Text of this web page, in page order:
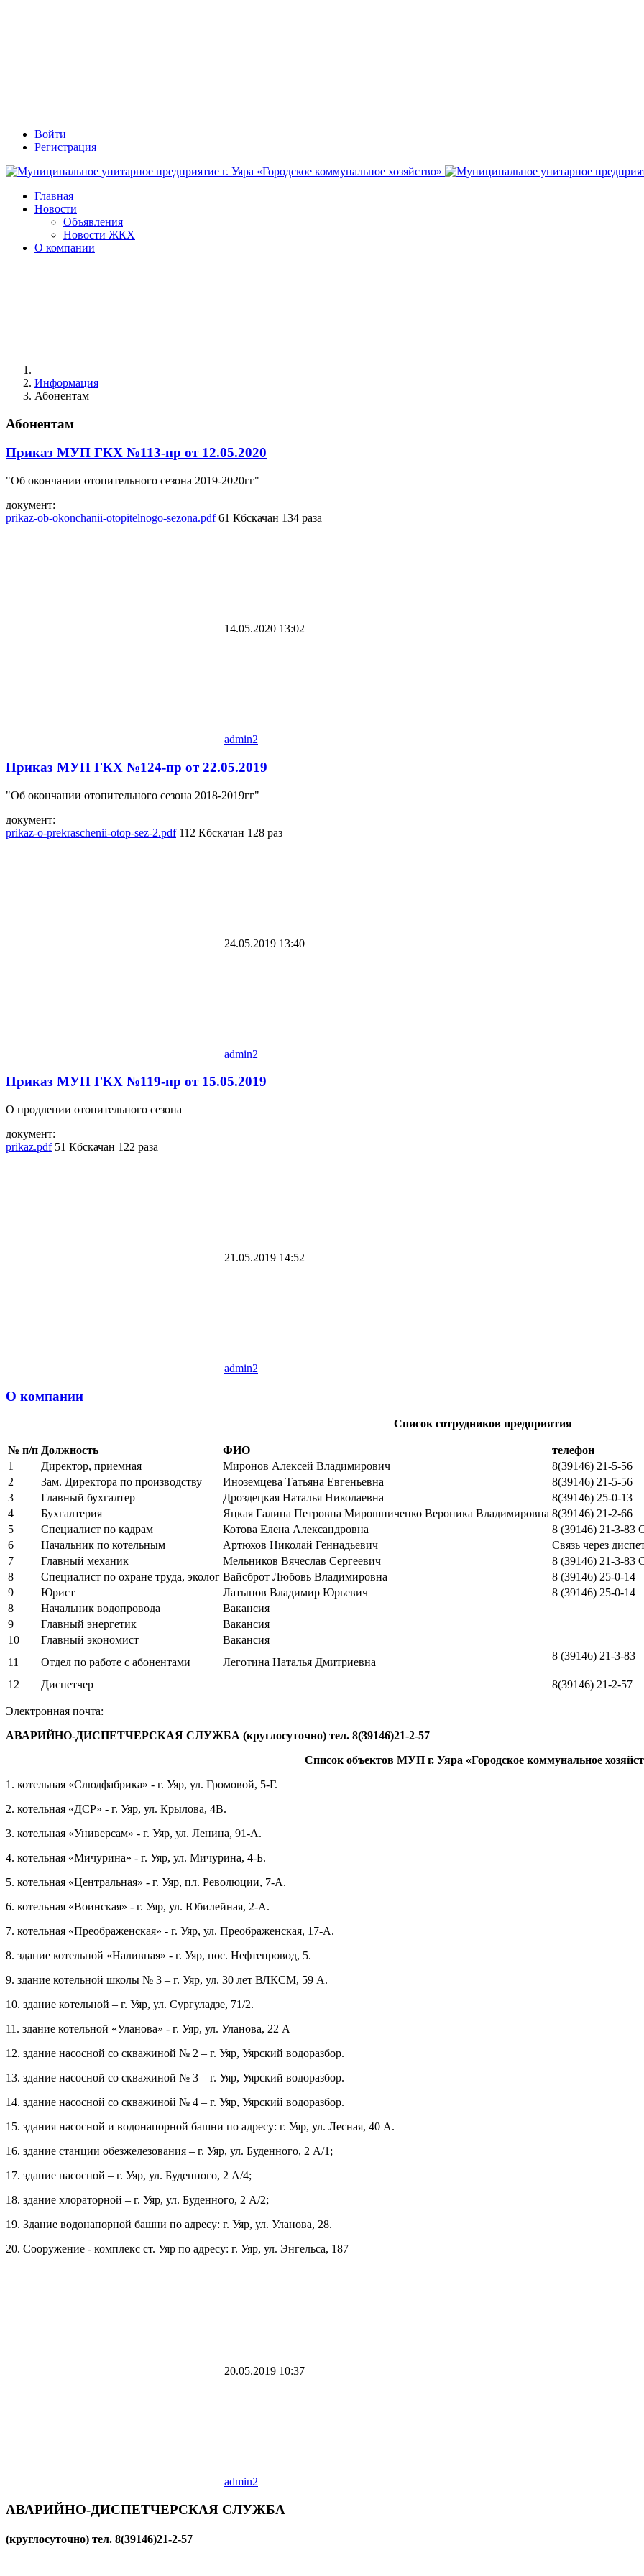
Войти
Регистрация
Главная
Новости
Объявления
Новости ЖКХ
О компании
Информация
Абонентам
Абонентам
Приказ МУП ГКХ №113-пр от 12.05.2020
"Об окончании отопительного сезона 2019-2020гг"
документ:
prikaz-ob-okonchanii-otopitelnogo-sezona.pdf 61 Кбскачан 134 раза
14.05.2020 13:02
admin2
Приказ МУП ГКХ №124-пр от 22.05.2019
"Об окончании отопительного сезона 2018-2019гг"
документ:
prikaz-o-prekraschenii-otop-sez-2.pdf 112 Кбскачан 128 раз
24.05.2019 13:40
admin2
Приказ МУП ГКХ №119-пр от 15.05.2019
О продлении отопительного сезона
документ:
prikaz.pdf 51 Кбскачан 122 раза
21.05.2019 14:52
admin2
О компании
Список сотрудников предприятия
№ п/п Должность ФИО
телефон
1
Директор, приемная Миронов Алексей Владимирович
8(39146) 21-5-56
2
Зам. Директора по производству Иноземцева Татьяна Евгеньевна
8(39146) 21-5-56
3
Главный бухгалтер Дроздецкая Наталья Николаевна
8(39146) 25-0-13
4
Бухгалтерия Яцкая Галина Петровна Мирошниченко Вероника Владимировна 8(39146) 21-2-66
5
Специалист по кадрам Котова Елена Александровна
8 (39146) 21-3-83
6
Начальник по котельным Артюхов Николай Геннадьевич
Связь через
7
Главный механик Мельников Вячеслав Сергеевич
8 (39146) 21-3-83
8
Специалист по охране труда, эколог Вайсброт Любовь Владимировна
8 (39146) 25-0-14
9
Юрист Латыпов Владимир Юрьевич
8 (39146) 25-0-14
8
Начальник водопровода
Вакансия
9
Главный энергетик
Вакансия
10
Главный экономист
Вакансия
11
Отдел по работе с абонентами Леготина Наталья Дмитриевна
8 (39146) 21-3-83
12 Диспетчер 8(39146) 21-2-57
Электронная почта:
АВАРИЙНО-ДИСПЕТЧЕРСКАЯ СЛУЖБА (круглосуточно) тел. 8(39146)21-2-57
Список объектов МУП г. Уяра «Городское коммунальное
1. котельная «Слюдфабрика» - г. Уяр, ул. Громовой, 5-Г.
2. котельная «ДСР» - г. Уяр, ул. Крылова, 4В.
3. котельная «Универсам» - г. Уяр, ул. Ленина, 91-А.
4. котельная «Мичурина» - г. Уяр, ул. Мичурина, 4-Б.
5. котельная «Центральная» - г. Уяр, пл. Революции, 7-А.
6. котельная «Воинская» - г. Уяр, ул. Юбилейная, 2-А.
7. котельная «Преображенская» - г. Уяр, ул. Преображенская, 17-А.
8. здание котельной «Наливная» - г. Уяр, пос. Нефтепровод, 5.
9. здание котельной школы № 3 – г. Уяр, ул. 30 лет ВЛКСМ, 59 А.
10. здание котельной – г. Уяр, ул. Сургуладзе, 71/2.
11. здание котельной «Уланова» - г. Уяр, ул. Уланова, 22 А
12. здание насосной со скважиной № 2 – г. Уяр, Уярский водоразбор.
13. здание насосной со скважиной № 3 – г. Уяр, Уярский водоразбор.
14. здание насосной со скважиной № 4 – г. Уяр, Уярский водоразбор.
15. здания насосной и водонапорной башни по адресу: г. Уяр, ул. Лесная, 40 А.
16. здание станции обезжелезования – г. Уяр, ул. Буденного, 2 А/1;
17. здание насосной – г. Уяр, ул. Буденного, 2 А/4;
18. здание хлораторной – г. Уяр, ул. Буденного, 2 А/2;
19. Здание водонапорной башни по адресу: г. Уяр, ул. Уланова, 28.
20. Сооружение - комплекс ст. Уяр по адресу: г. Уяр, ул. Энгельса, 187
20.05.2019 10:37
admin2
АВАРИЙНО-ДИСПЕТЧЕРСКАЯ СЛУЖБА
(круглосуточно) тел. 8(39146)21-2-57